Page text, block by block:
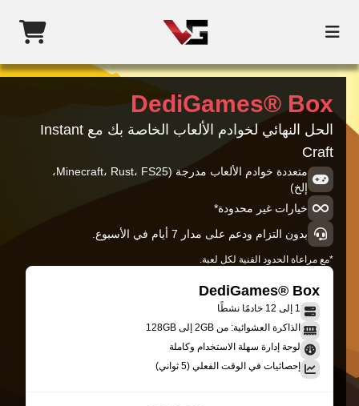
DediGames® Box
الحل النهائي لخوادم الألعاب الخاصة بك مع Instant
Craft
متعددة خوادم الألعاب مدرجة (Minecraft، Rust، FS25،
إلخ)
خيارات غير محدودة*
بدون التزام ودعم على مدار 7 أيام في الأسبوع.
*مع مراعاة الحدود الفنية لكل لعبة.
DediGames® Box
1 إلى 12 خادمًا نشطًا
الذاكرة العشوائية: من 2GB إلى 128GB
لوحة إدارة سهلة الاستخدام وكاملة
إحصائيات في الوقت الفعلي (5 ثواني)